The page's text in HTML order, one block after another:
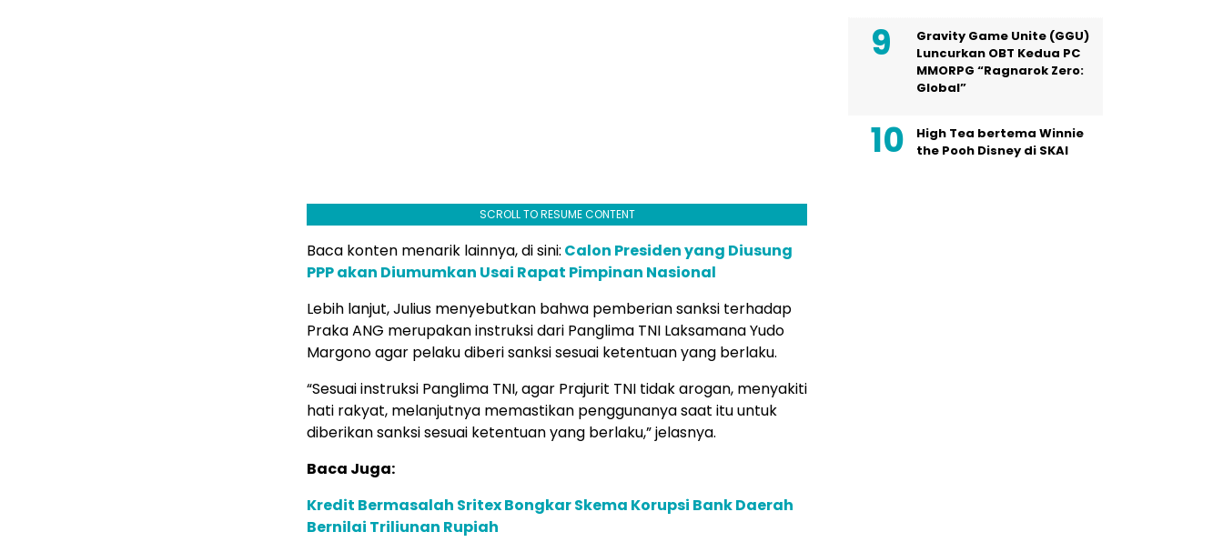
SCROLL TO RESUME CONTENT
Baca konten menarik lainnya, di sini: Calon Presiden yang Diusung
PPP akan Diumumkan Usai Rapat Pimpinan Nasional
Lebih lanjut, Julius menyebutkan bahwa pemberian sanksi terhadap
Praka ANG merupakan instruksi dari Panglima TNI Laksamana Yudo
Margono agar pelaku diberi sanksi sesuai ketentuan yang berlaku.
“Sesuai instruksi Panglima TNI, agar Prajurit TNI tidak arogan, menyakiti
hati rakyat, melanjutnya memastikan penggunanya saat itu untuk
diberikan sanksi sesuai ketentuan yang berlaku,” jelasnya.
Baca Juga:
Kredit Bermasalah Sritex Bongkar Skema Korupsi Bank Daerah
Bernilai Triliunan Rupiah
Gravity Game Unite (GGU)
Luncurkan OBT Kedua PC
MMORPG “Ragnarok Zero:
Global”
High Tea bertema Winnie
the Pooh Disney di SKAI